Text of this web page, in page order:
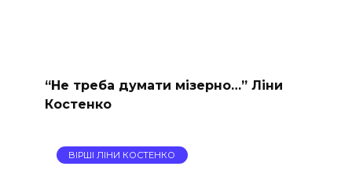
“Не треба думати мізерно…” Ліни
Костенко
ВІРШІ ЛІНИ КОСТЕНКО